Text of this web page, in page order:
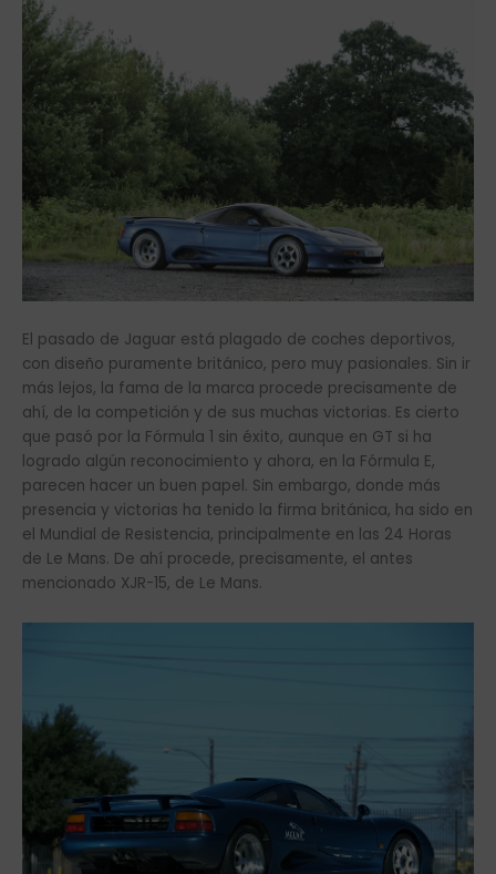
El pasado de Jaguar está plagado de coches deportivos,
con diseño puramente británico, pero muy pasionales. Sin ir
más lejos, la fama de la marca procede precisamente de
ahí, de la competición y de sus muchas victorias. Es cierto
que pasó por la Fórmula 1 sin éxito, aunque en GT si ha
logrado algún reconocimiento y ahora, en la Fórmula E,
parecen hacer un buen papel. Sin embargo, donde más
presencia y victorias ha tenido la firma británica, ha sido en
el Mundial de Resistencia, principalmente en las 24 Horas
de Le Mans. De ahí procede, precisamente, el antes
mencionado XJR-15, de Le Mans.